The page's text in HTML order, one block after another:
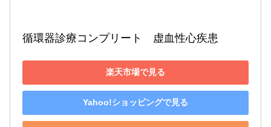
循環器診療コンプリート　虚血性心疾患
楽天市場で見る
Yahoo!ショッピングで見る